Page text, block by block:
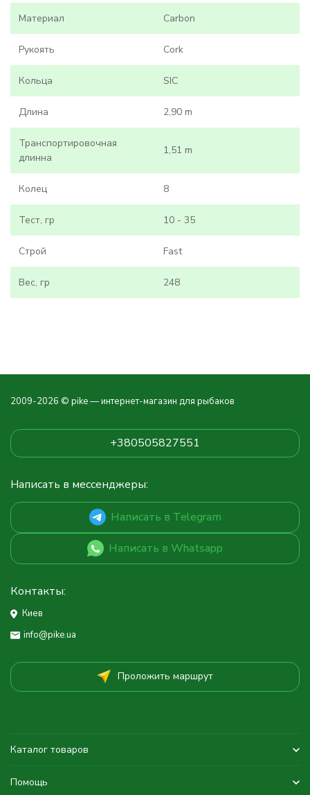
Материал Carbon
Рукоять Cork
Кольца SIC
Длина 2,90 m
Транспортировочная
длинна
1,51 m
Колец 8
Тест, гр 10 - 35
Строй Fast
Вес, гр 248
2009-2026 © pike — интернет-магазин для рыбаков
+380505827551
Написать в мессенджеры:
Написать в Telegram
Написать в Whatsapp
Контакты:
Киев
info@pike.ua
Проложить маршрут
Каталог товаров
Помощь